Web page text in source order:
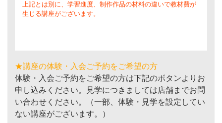
上記とは別に、学習進度、制作作品の材料の違いで教材費が
生じる講座がございます。
★講座の体験・入会ご予約をご希望の方
体験・入会ご予約をご希望の方は下記のボタンよりお
申し込みください。見学につきましては店舗までお問
い合わせください。（一部、体験・見学を設定してい
ない講座がございます。）